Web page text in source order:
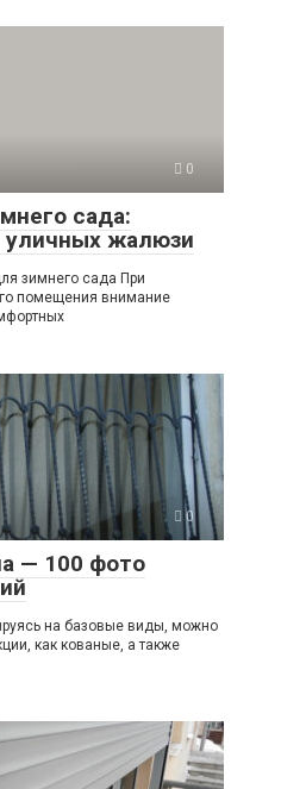
0
сада:
уличных жалюзи
зимнего сада При
помещения внимание
0
— 100 фото
на базовые виды, можно
как кованые, а также